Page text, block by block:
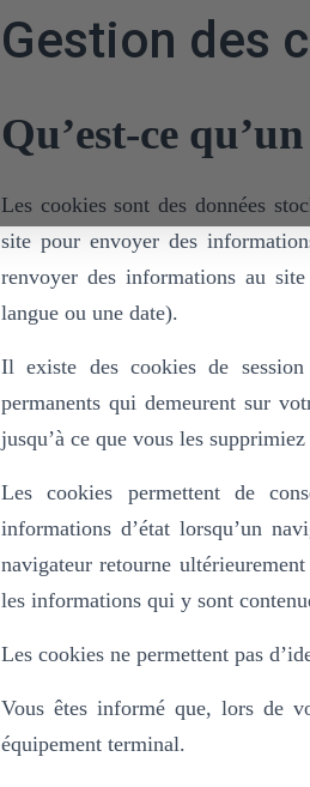
Gestion des
Qu’est-ce
Les cookies sont des données
site pour envoyer des
renvoyer des informations au
langue ou une date).
Il existe des cookies de
permanents qui demeurent sur
jusqu’à ce que vous les
Les cookies permettent de
informations d’état lorsqu’un
navigateur retourne
les informations qui y sont
Les cookies ne permettent pas
Vous êtes informé que, lors de
équipement terminal.